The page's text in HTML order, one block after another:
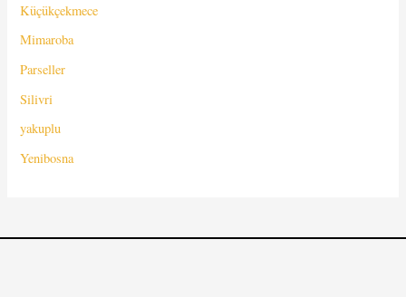
Küçükçekmece
Mimaroba
Parseller
Silivri
yakuplu
Yenibosna